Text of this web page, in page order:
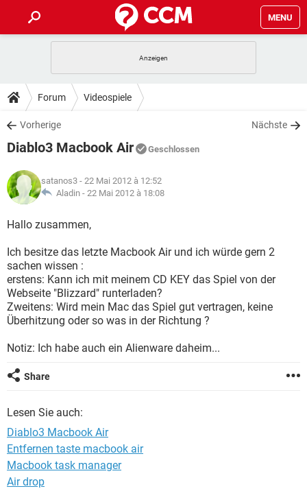
MENU
ANDROID
WINDOWS 10
WHATSAPP TIKTOK
FACEBOOK
TIPPS & TRICKS
SPIELE
WHATSAPP
FACEBOOK
DOWNLOADS
SPIELE STREAMING
ANDROID
WINDOWS 10 INSTAGRAM
WHATSAPP
SPIELE
ANDROID
WINDOWS 10
WHATSAPP TIKTOK
FACEBOOK HARDWARE
LEXIKON
SPIELE
WINDOWS 10
WHATSAPP
FACEBOOK HARDWARE
Forum Videospiele
Vorherige Nächste
Diablo3 Macbook Air Geschlossen
satanos3 - 22 Mai 2012 à 12:52
Aladin - 22 Mai 2012 à 18:08
Hallo zusammen,
Ich besitze das letzte Macbook Air und ich würde gern 2
sachen wissen :
erstens: Kann ich mit meinem CD KEY das Spiel von der
Webseite "Blizzard" runterladen?
Zweitens: Wird mein Mac das Spiel gut vertragen, keine
Überhitzung oder so was in der Richtung ?
Notiz: Ich habe auch ein Alienware daheim...
Share
Lesen Sie auch:
Diablo3 Macbook Air
Entfernen taste macbook air
Macbook task manager
Air drop